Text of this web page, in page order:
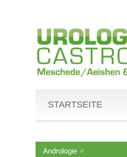
STARTSEITE
Andrologie ♂